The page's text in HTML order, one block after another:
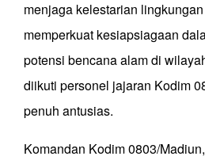
menjaga kelestarian
memperkuat kesiapsiagaan
potensi bencana alam di
diikuti personel jajaran Kodim
penuh antusias.
Komandan Kodim 0803/